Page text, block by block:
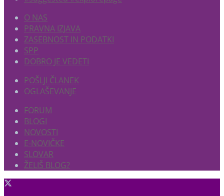
O NAS
PRAVNA IZJAVA
ZASEBNOST IN PODATKI
SPP
DOBRO JE VEDETI
POŠLJI ČLANEK
OGLAŠEVANJE
FORUM
BLOGI
NOVOSTI
E-NOVIČKE
SLOVAR
ŽELIŠ BLOG?